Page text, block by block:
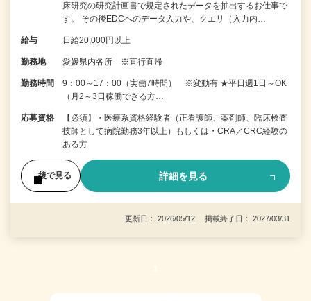
床研究の研究計画書で規定されたデータを抽出するお仕事で
す。 その後EDCへのデータ入力や、クエリ（入力内…
給与 日給20,000円以上
勤務地 愛媛県内各所 ※直行直帰
勤務時間
9：00～17：00（実働7時間） ※変動有 ★平日週1日～OK
（月2～3日稼働できる方…
応募資格
【必須】・医療系資格経験者（正看護師、薬剤師、臨床検査
技師として病院勤務3年以上）もしくは・CRA／CRC経験の
ある方
後で見る 詳細を見る
更新日： 2026/05/12 掲載終了日： 2027/03/31
1